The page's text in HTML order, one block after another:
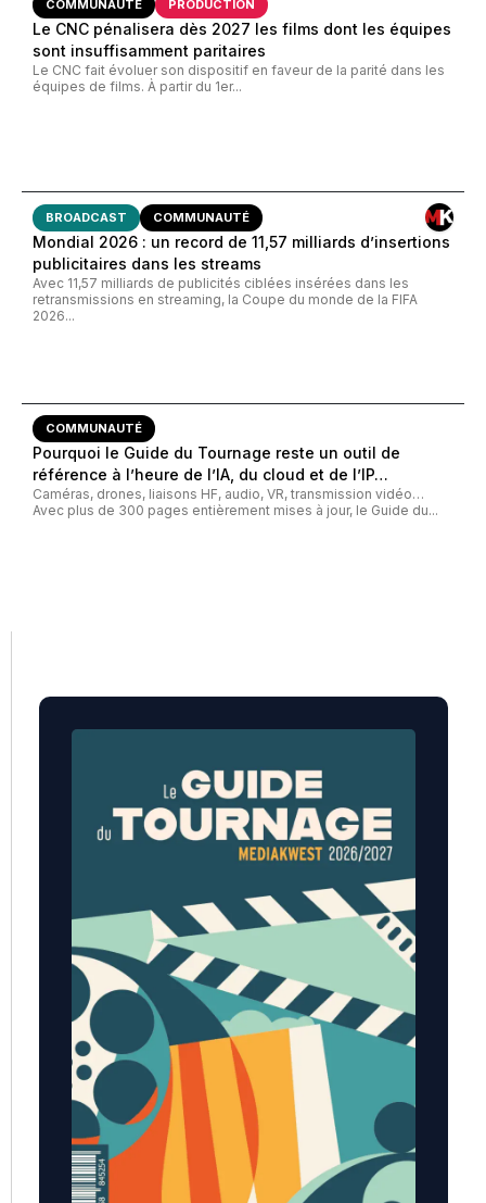
COMMUNAUTÉ PRODUCTION
Le CNC pénalisera dès 2027 les films dont les équipes
sont insuffisamment paritaires
Le CNC fait évoluer son dispositif en faveur de la parité dans les
équipes de films. À partir du 1er...
BROADCAST COMMUNAUTÉ
Mondial 2026 : un record de 11,57 milliards d’insertions
publicitaires dans les streams
Avec 11,57 milliards de publicités ciblées insérées dans les
retransmissions en streaming, la Coupe du monde de la FIFA
2026...
COMMUNAUTÉ
Pourquoi le Guide du Tournage reste un outil de
référence à l’heure de l’IA, du cloud et de l’IP…
Caméras, drones, liaisons HF, audio, VR, transmission vidéo…
Avec plus de 300 pages entièrement mises à jour, le Guide du...